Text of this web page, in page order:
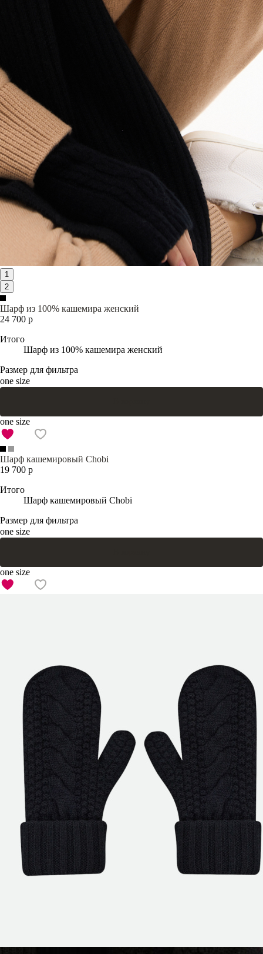
1
2
Шарф из 100% кашемира женский
24 700 р
Итого
Шарф из 100% кашемира женский
Размер для фильтра
one size
one size
Шарф кашемировый Chobi
19 700 р
Итого
Шарф кашемировый Chobi
Размер для фильтра
one size
one size